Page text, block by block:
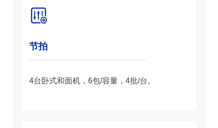
节拍
4台卧式和面机，6包/容量，4批/台。